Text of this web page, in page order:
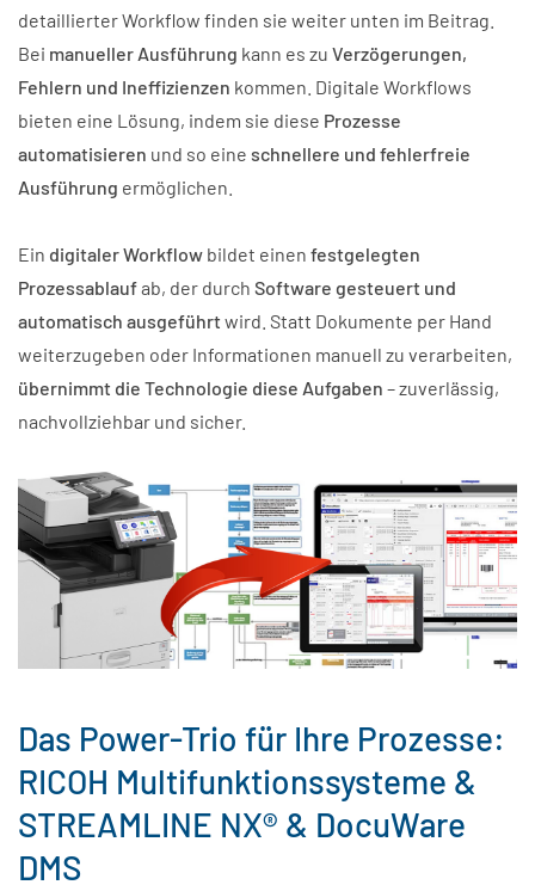
detaillierter Workflow finden sie weiter unten im Beitrag.
Bei manueller Ausführung kann es zu Verzögerungen,
Fehlern und Ineffizienzen kommen. Digitale Workflows
bieten eine Lösung, indem sie diese Prozesse
automatisieren und so eine schnellere und fehlerfreie
Ausführung ermöglichen.
Ein digitaler Workflow bildet einen festgelegten
Prozessablaufab, der durch Software gesteuert und
automatisch ausgeführtwird. Statt Dokumente per Hand
weiterzugeben oder Informationen manuell zu verarbeiten,
übernimmt die Technologie diese Aufgaben – zuverlässig,
nachvollziehbar und sicher.
Das Power-Trio für Ihre Prozesse:
RICOH Multifunktionssysteme &
STREAMLINE NX® & DocuWare
DMS